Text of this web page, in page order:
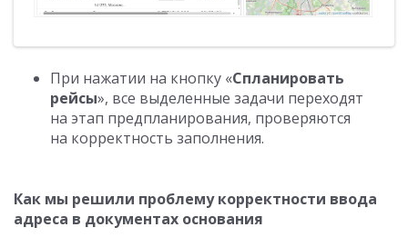
При нажатии на кнопку «Спланировать
рейсы», все выделенные задачи переходят
на этап предпланирования, проверяются
на корректность заполнения.
Как мы решили проблему корректности ввода
адреса в документах основания